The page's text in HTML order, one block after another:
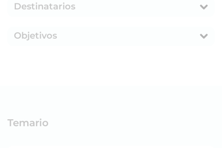
Destinatarios
Objetivos
Temario